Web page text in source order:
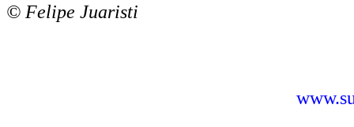
© Felipe Juaristi